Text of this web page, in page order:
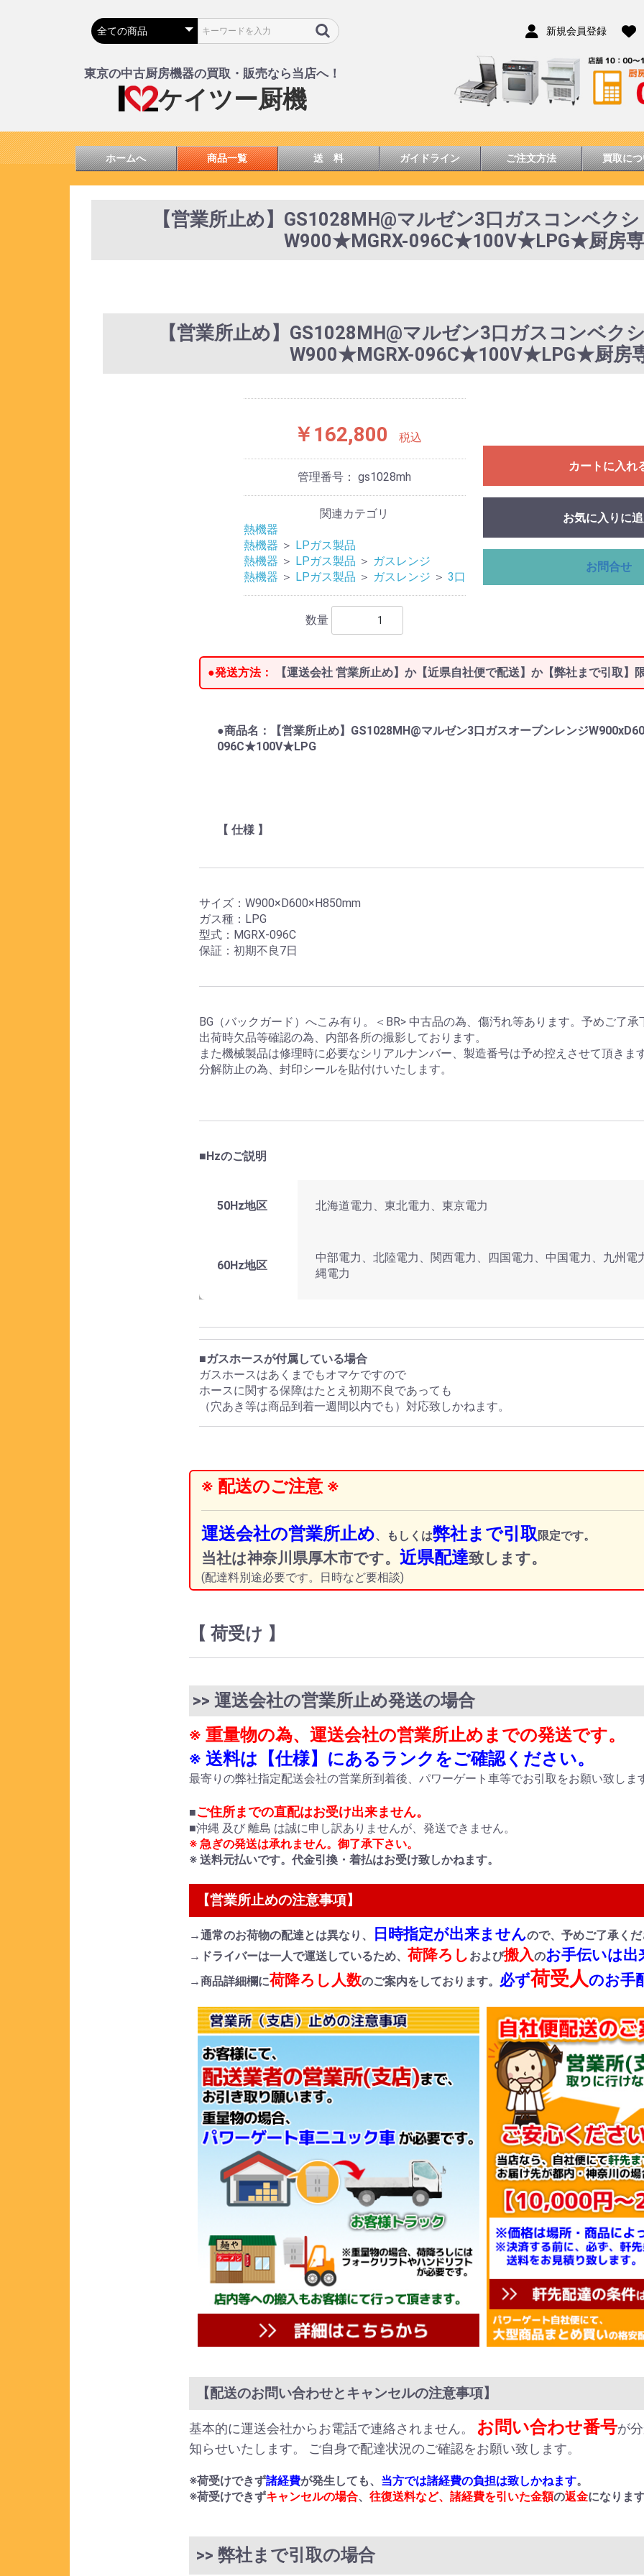
新規会員登録
東京の中古厨房機器の買取・販売なら当店へ！
ケイツー厨機
ホームへ 商品一覧 送 料 ガイドライン ご注文方法 買取に
【営業所止め】GS1028MH@マルゼン3口ガスコンベク
W900★MGRX-096C★100V★LPG★厨房
【営業所止め】GS1028MH@マルゼン3口ガスコンベク
W900★MGRX-096C★100V★LPG★厨房
￥162,800 税込
管理番号： gs1028mh
関連カテゴリ
熱機器
熱機器 ＞ LPガス製品
熱機器 ＞ LPガス製品 ＞ ガスレンジ
熱機器 ＞ LPガス製品 ＞ ガスレンジ ＞ 3口
数量
カートに入れ
お気に入りに
お問合せ
●発送方法： 【運送会社 営業所止め】か【近県自社便で配送】か【弊社まで引取】
●商品名：【営業所止め】GS1028MH@マルゼン3口ガスオーブンレンジ
096C★100V★LPG
【 仕様 】
サイズ：W900×D600×H850mm
ガス種：LPG
型式：MGRX-096C
保証：初期不良7日
BG（バックガード）へこみ有り。＜BR> 中古品の為、傷汚れ等あります。予めご了承
出荷時欠品等確認の為、内部各所の撮影しております。
また機械製品は修理時に必要なシリアルナンバー、製造番号は予め控えさせて頂きま
分解防止の為、封印シールを貼付けいたします。
■Hzのご説明
50Hz地区 北海道電力、東北電力、東京電力
60Hz地区
中部電力、北陸電力、関西電力、四国電力、中国電力、九州電
縄電力
■ガスホースが付属している場合
ガスホースはあくまでもオマケですので
ホースに関する保障はたとえ初期不良であっても
（穴あき等は商品到着一週間以内でも）対応致しかねます。
※ 配送のご注意 ※
運送会社の営業所止め、もしくは弊社まで引取限定です。
当社は神奈川県厚木市です。近県配達致します。
(配達料別途必要です。日時など要相談)
【 荷受け 】
>> 運送会社の営業所止め発送の場合
※ 重量物の為、運送会社の営業所止めまでの発送です。
※ 送料は【仕様】にあるランクをご確認ください。
最寄りの弊社指定配送会社の営業所到着後、パワーゲート車等でお引取をお願い致しま
■ご住所までの直配はお受け出来ません。
■沖縄 及び 離島 は誠に申し訳ありませんが、発送できません。
※ 急ぎの発送は承れません。御了承下さい。
※ 送料元払いです。代金引換・着払はお受け致しかねます。
【営業所止めの注意事項】
→通常のお荷物の配達とは異なり、 日時指定が出来ませんので、予めご了承く
→ドライバーは一人で運送しているため、荷降ろし および搬入のお手伝いは出
→商品詳細欄に荷降ろし人数のご案内をしております。 必ず荷受人のお手
【配送のお問い合わせとキャンセルの注意事項】
基本的に運送会社からお電話で連絡されません。 お問い合わせ番号が
知らせいたします。 ご自身で配達状況のご確認をお願い致します。
※荷受けできず諸経費が発生しても、 当方では諸経費の負担は致しかねます。
※荷受けできずキャンセルの場合、往復送料など、諸経費を引いた金額の返金になりま
>> 弊社まで引取の場合